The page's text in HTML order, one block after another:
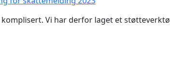
Vi har derfor laget et